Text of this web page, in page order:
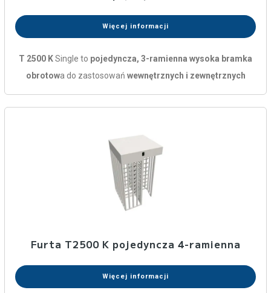
Więcej informacji
T 2500 KSingle to pojedyncza, 3-ramienna wysoka bramka
obrotowa do zastosowań wewnętrznych i zewnętrznych
Furta T2500 K pojedyncza 4-ramienna
Więcej informacji